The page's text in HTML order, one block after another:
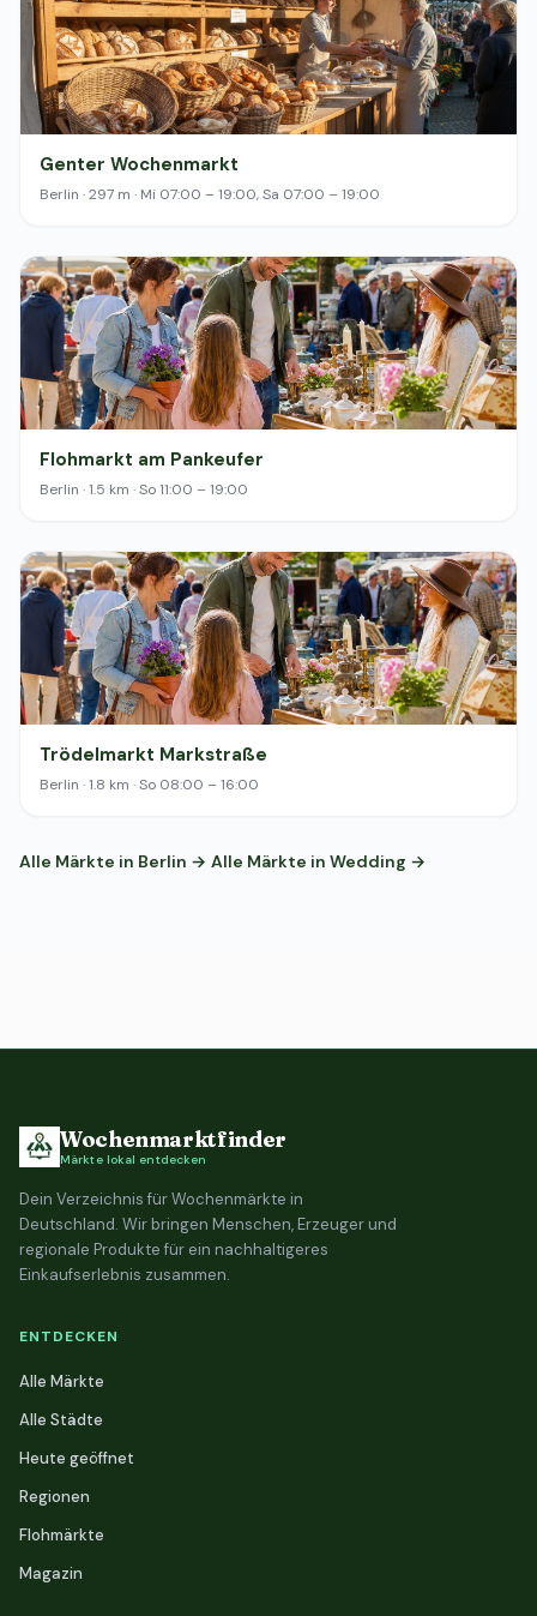
Genter Wochenmarkt
Berlin · 297 m · Mi 07:00 – 19:00, Sa 07:00 – 19:00
Flohmarkt am Pankeufer
Berlin · 1.5 km · So 11:00 – 19:00
Trödelmarkt Markstraße
Berlin · 1.8 km · So 08:00 – 16:00
Alle Märkte in Berlin → Alle Märkte in Wedding →
Wochenmarktfinder
Märkte lokal entdecken
Dein Verzeichnis für Wochenmärkte in
Deutschland. Wir bringen Menschen, Erzeuger und
regionale Produkte für ein nachhaltigeres
Einkaufserlebnis zusammen.
ENTDECKEN
Alle Märkte
Alle Städte
Heute geöffnet
Regionen
Flohmärkte
Magazin